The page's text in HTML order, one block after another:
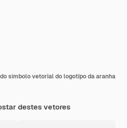
símbolo vetorial do logotipo da aranha
destes vetores